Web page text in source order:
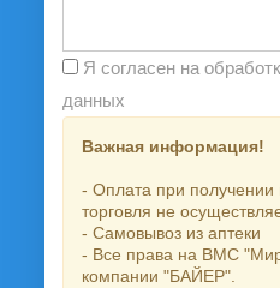
данных
Важная информация!
- Оплата при получении
торговля не
- Самовывоз из аптеки
- Все права на ВМС
компании "БАЙЕР".